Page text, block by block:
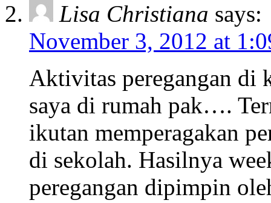
Lisa Christiana says:
November 3, 2012 at
Aktivitas peregangan di
saya di rumah pak….
ikutan memperagakan
di sekolah. Hasilnya
peregangan dipimpin